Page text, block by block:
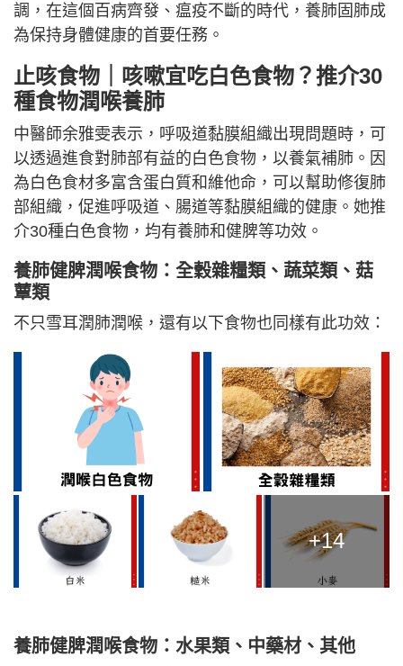
調，在這個百病齊發、瘟疫不斷的時代，養肺固肺成
為保持身體健康的首要任務。
止咳食物｜咳嗽宜吃白色食物？推介30
種食物潤喉養肺
中醫師余雅雯表示，呼吸道黏膜組織出現問題時，可
以透過進食對肺部有益的白色食物，以養氣補肺。因
為白色食材多富含蛋白質和維他命，可以幫助修復肺
部組織，促進呼吸道、腸道等黏膜組織的健康。她推
介30種白色食物，均有養肺和健脾等功效。
養肺健脾潤喉食物：全穀雜糧類、蔬菜類、菇
蕈類
不只雪耳潤肺潤喉，還有以下食物也同樣有此功效：
+14
養肺健脾潤喉食物：水果類、中藥材、其他